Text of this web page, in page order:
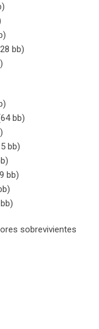
bb)
bb)
bb)
bb)
sobrevivientes